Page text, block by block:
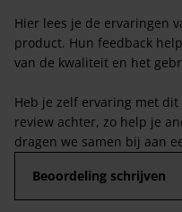
Hier lees je de ervaringen
product. Hun feedback
van de kwaliteit en het
Heb je zelf ervaring met
review achter, zo help je
dragen we samen bij aan
Beoordeling schrijven